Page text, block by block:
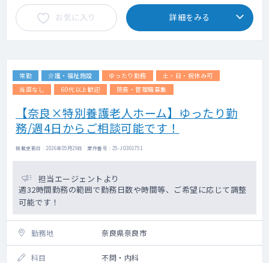
お気に入り 詳細をみる
常勤 介護・福祉施設 ゆったり勤務
土・日・祝休み可
当直なし
60代以上歓迎 院長・管理職募集
【奈良×特別養護老人ホーム】ゆったり勤
務/週4日からご相談可能です！
掲載更新日 : 2026年05月29日 案件番号 : 25-JO301751
担当エージェントより
週32時間勤務の範囲で勤務日数や時間等、ご希望に応じて調整
可能です！
勤務地 奈良県奈良市
科目 不問・内科